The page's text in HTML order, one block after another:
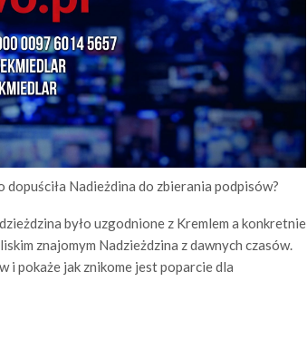
Nadieżdina do zbierania podpisów?
było uzgodnione z Kremlem a konkretnie
znajomym Nadzieżdzina z dawnych czasów.
i pokaże jak znikome jest poparcie dla